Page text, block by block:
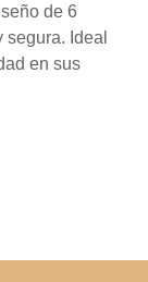
de 6
Ideal
en sus